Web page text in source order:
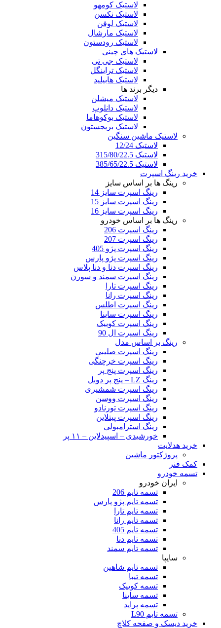
لاستیک کومهو
لاستیک نکسن
لاستیک لوفن
لاستیک مارشال
لاستیک رودستون
لاستیک های چینی
لاستیک جی تی
لاستیک تراینگل
لاستیک هابیلید
دیگر برند ها
لاستیک میشلن
لاستیک دانلوپ
لاستیک یوکوهاما
لاستیک بریجستون
لاستیک ماشین سنگین
لاستیک 12/24
لاستیک 315/80/22.5
لاستیک 385/65/22.5
خرید رینگ اسپرت
رینگ ها بر اساس سایز
رینگ اسپرت سایز 14
رینگ اسپرت سایز 15
رینگ اسپرت سایز 16
رینگ ها بر اساس خودرو
رینگ اسپرت 206
رینگ اسپرت 207
رینگ اسپرت پژو 405
رینگ اسپرت پژو پارس
رینگ اسپرت دنا و دنا پلاس
رینگ اسپرت سمند و سورن
رینگ اسپرت تارا
رینگ اسپرت رانا
رینگ اسپرت اطلس
رینگ اسپرت ساینا
رینگ اسپرت کوییک
رینگ اسپرت ال 90
رینگ بر اساس مدل
رینگ اسپرت صلیبی
رینگ اسپرت خرچنگی
رینگ اسپرت پنج پر
رینگ LZ – پنج پر دوبل
رینگ اسپرت شمشیری
رینگ اسپرت ووسن
رینگ اسپرت تورنادو
رینگ اسپرت پیتلاین
رینگ استرامبولی
خورشیدی – اسپیدلاین – ۱۱ پر
خرید هدلایت
پروژکتور ماشین
کمک فنر
تسمه خودرو
ایران خودرو
تسمه تایم 206
تسمه تایم پژو پارس
تسمه تایم تارا
تسمه تایم رانا
تسمه تایم 405
تسمه تایم دنا
تسمه تایم سمند
سایپا
تسمه تایم شاهین
تسمه تیبا
تسمه کوییک
تسمه ساینا
تسمه پراید
تسمه تایم L90
خرید دیسک و صفحه کلاچ